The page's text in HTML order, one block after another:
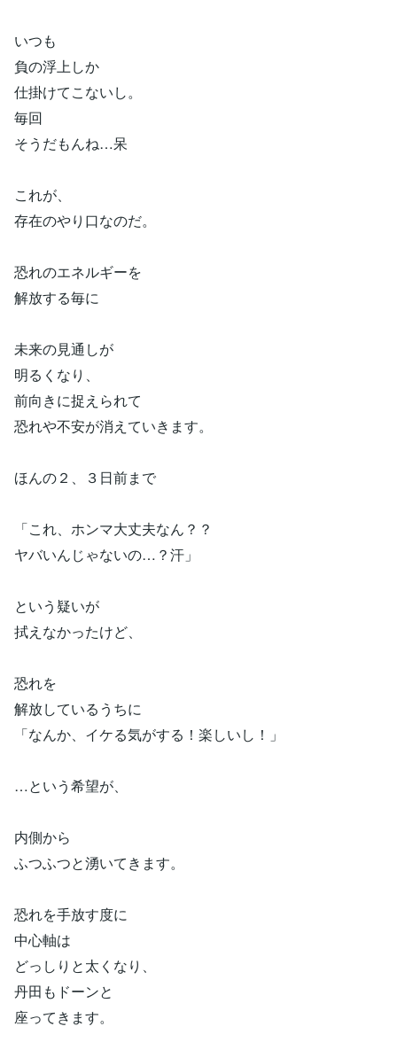
いつも
負の浮上しか
仕掛けてこないし。
毎回
そうだもんね…呆
これが、
存在のやり口なのだ。
恐れのエネルギーを
解放する毎に
未来の見通しが
明るくなり、
前向きに捉えられて
恐れや不安が消えていきます。
ほんの２、３日前まで
「これ、ホンマ大丈夫なん？？
ヤバいんじゃないの…？汗」
という疑いが
拭えなかったけど、
恐れを
解放しているうちに
「なんか、イケる気がする！楽しいし！」
…という希望が、
内側から
ふつふつと湧いてきます。
恐れを手放す度に
中心軸は
どっしりと太くなり、
丹田もドーンと
座ってきます。